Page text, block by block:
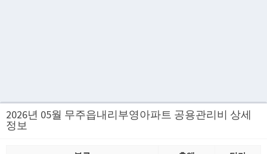
2026년 05월 무주읍내리부영아파트 공용관리비 상세
정보